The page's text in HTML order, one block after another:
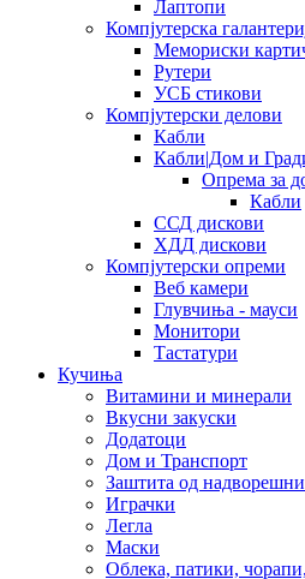
Лаптопи
Компјутерска
Мемориски
Рутери
УСБ стикови
Компјутерски делови
Кабли
Кабли|Дом и
Опрема за
Кабли
ССД дискови
ХДД дискови
Компјутерски опреми
Веб камери
Глувчиња - мауси
Монитори
Тастатури
Кучиња
Витамини и минерали
Вкусни закуски
Додатоци
Дом и Транспорт
Заштита од
Играчки
Легла
Маски
Облека, патики,